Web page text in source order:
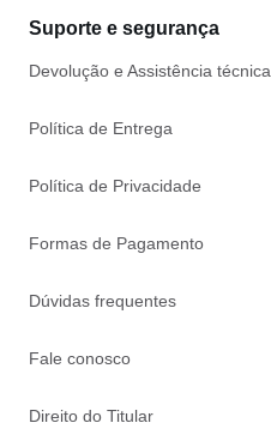
Suporte e segurança
Devolução e Assistência técnica
Política de Entrega
Política de Privacidade
Formas de Pagamento
Dúvidas frequentes
Fale conosco
Direito do Titular